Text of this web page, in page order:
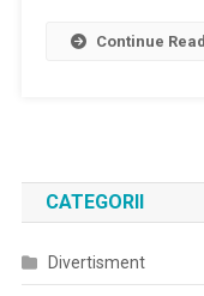
Continue
CATEGORII
Divertisment